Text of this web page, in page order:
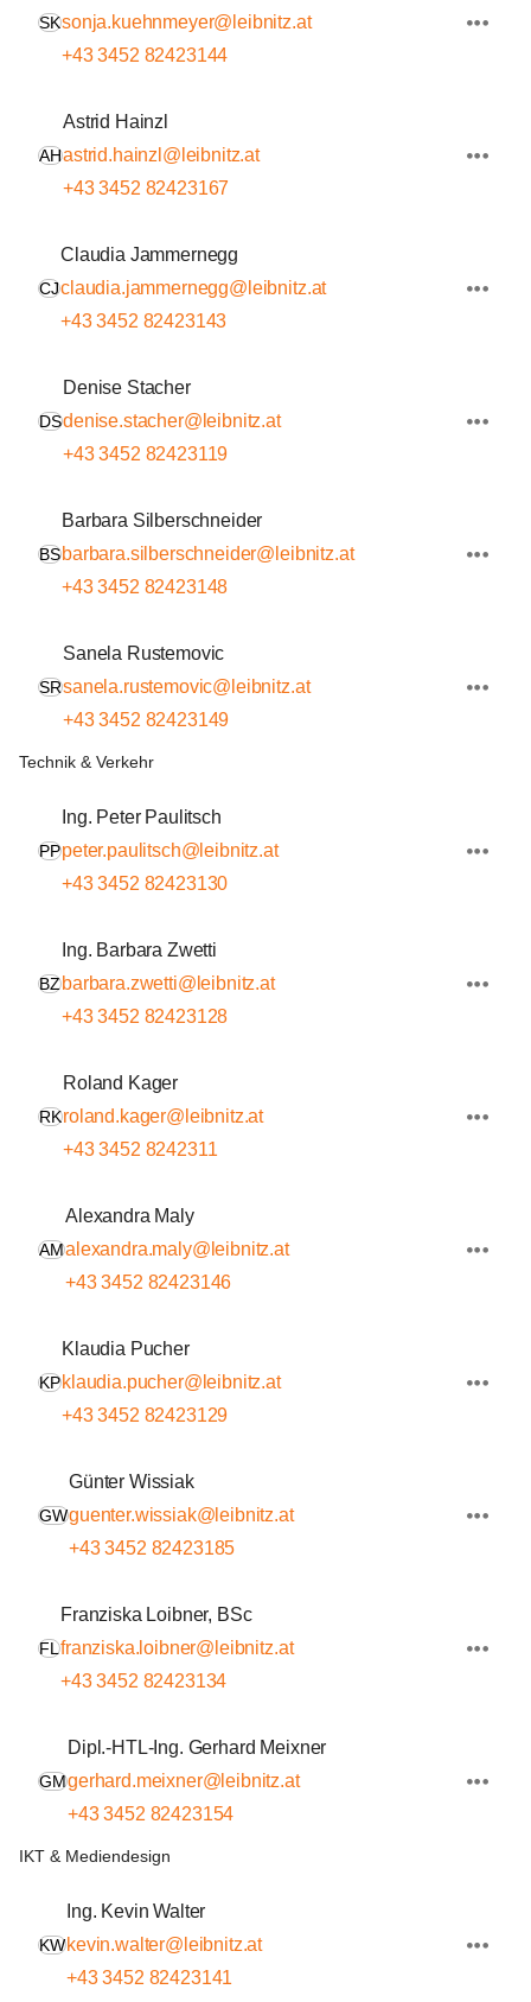
SKsonja.kuehnmeyer@leibnitz.at
+43 3452 82423144
AH
Astrid Hainzl
astrid.hainzl@leibnitz.at
+43 3452 82423167
CJ
Claudia Jammernegg
claudia.jammernegg@leibnitz.at
+43 3452 82423143
DS
Denise Stacher
denise.stacher@leibnitz.at
+43 3452 82423119
BS
Barbara Silberschneider
barbara.silberschneider@leibnitz.at
+43 3452 82423148
SR
Sanela Rustemovic
sanela.rustemovic@leibnitz.at
+43 3452 82423149
Technik & Verkehr
PP
Ing. Peter Paulitsch
peter.paulitsch@leibnitz.at
+43 3452 82423130
BZ
Ing. Barbara Zwetti
barbara.zwetti@leibnitz.at
+43 3452 82423128
RK
Roland Kager
roland.kager@leibnitz.at
+43 3452 8242311
AM
Alexandra Maly
alexandra.maly@leibnitz.at
+43 3452 82423146
KP
Klaudia Pucher
klaudia.pucher@leibnitz.at
+43 3452 82423129
GW
Günter Wissiak
guenter.wissiak@leibnitz.at
+43 3452 82423185
FL
Franziska Loibner, BSc
franziska.loibner@leibnitz.at
+43 3452 82423134
GM
Dipl.-HTL-Ing. Gerhard Meixner
gerhard.meixner@leibnitz.at
+43 3452 82423154
IKT & Mediendesign
KW
Ing. Kevin Walter
kevin.walter@leibnitz.at
+43 3452 82423141